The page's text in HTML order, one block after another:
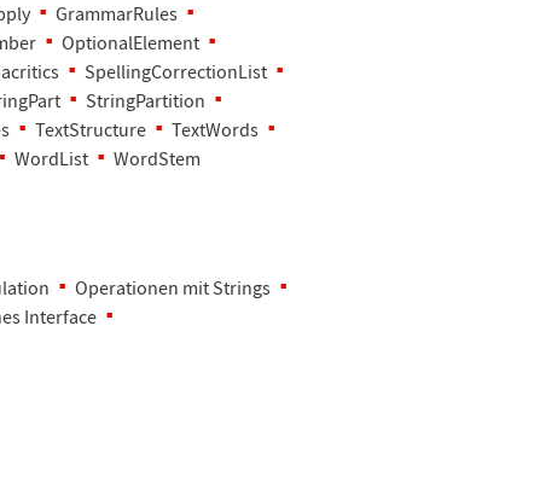
GrammarRules
OptionalElement
SpellingCorrectionList
StringPartition
TextStructure
TextWords
WordList WordStem
Operationen mit Strings
Interface